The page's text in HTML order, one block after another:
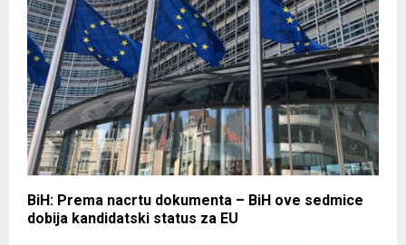
BiH: Prema nacrtu dokumenta – BiH ove sedmice
dobija kandidatski status za EU